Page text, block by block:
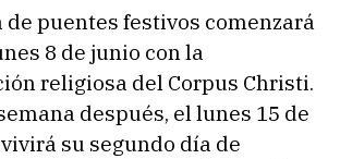
de puentes festivos comenzará
8 de junio con la
religiosa del Corpus Christi.
después, el lunes 15 de
su segundo día de